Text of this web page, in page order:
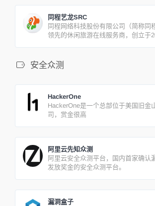
同程艺龙SRC
同程网络科技股份有限公司（简称同
领先的休闲旅游在线服务商，创立于
安全众测
HackerOne
HackerOne是一个总部位于美国旧金
司，赏金很高
阿里云先知众测
阿里云安全众测平台，国内首家确认
发放奖金的安全众测平台。
漏洞盒子